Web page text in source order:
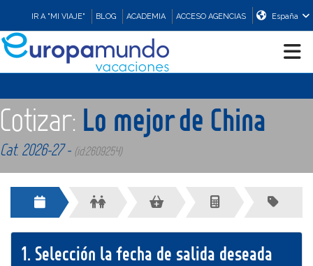
IR A "MI VIAJE" BLOG ACADEMIA ACCESO AGENCIAS España
EUROPA
Cotizar: Lo mejor de China
Cat. 2026-27 - (id:2609254)
1. Selección la fecha de salida deseada